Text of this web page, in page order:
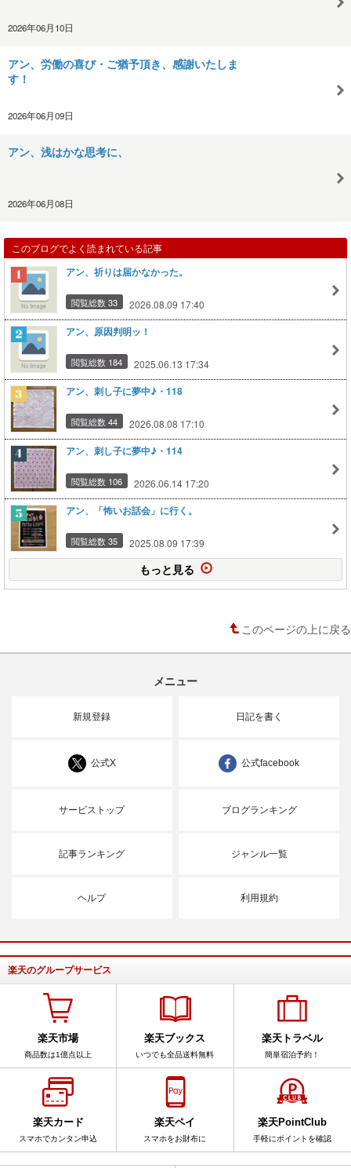
2026年06月10日
アン、労働の喜び・ご猶予頂き、感謝いたしま
す！
2026年06月09日
アン、浅はかな思考に、
2026年06月08日
このブログでよく読まれている記事
アン、祈りは届かなかった。
閲覧総数 33 2026.08.09 17:40
アン、原因判明ッ！
閲覧総数 184 2025.06.13 17:34
アン、刺し子に夢中♪・118
閲覧総数 44 2026.08.08 17:10
アン、刺し子に夢中♪・114
閲覧総数 106 2026.06.14 17:20
アン、「怖いお話会」に行く。
閲覧総数 35 2025.08.09 17:39
もっと見る
このページの上に戻る
メニュー
新規登録 日記を書く
公式X 公式facebook
サービストップ ブログランキング
記事ランキング ジャンル一覧
ヘルプ 利用規約
楽天のグループサービス
楽天市場
商品数は1億点以上
楽天ブックス
いつでも全品送料無料
楽天トラベル
簡単宿泊予約！
楽天カード
スマホでカンタン申込
楽天ペイ
スマホをお財布に
楽天PointClub
手軽にポイントを確認